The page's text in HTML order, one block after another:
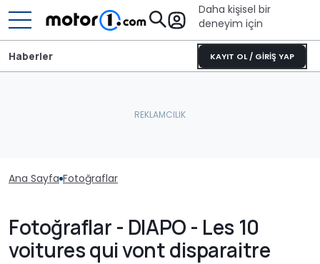
Daha kişisel bir
deneyim için
KAYIT OL / GİRİŞ YAP
Haberler
Ana Sayfa Fotoğraflar
Fotoğraflar - DIAPO - Les 10
voitures qui vont disparaitre